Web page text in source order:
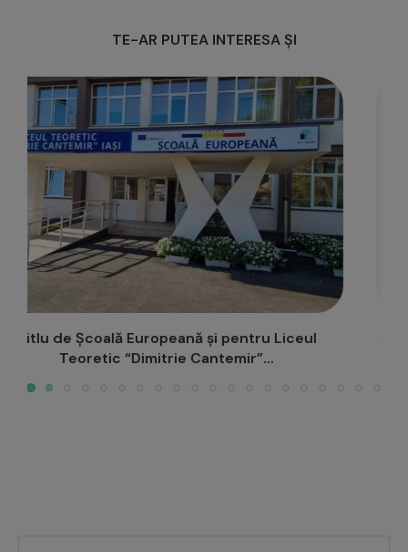
TE-AR PUTEA INTERESA ȘI
“Mofturi, măști și moravuri”, după I.L.Caragiale, la
Casa Studenților din...